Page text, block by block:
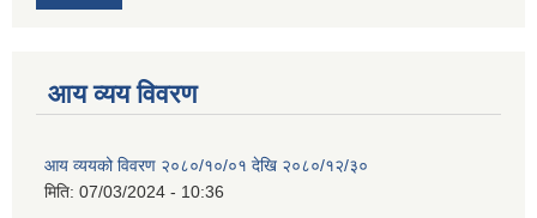
आय व्यय विवरण
आय व्ययको विवरण २०८०/१०/०१ देखि २०८०/१२/३०
मिति: 07/03/2024 - 10:36